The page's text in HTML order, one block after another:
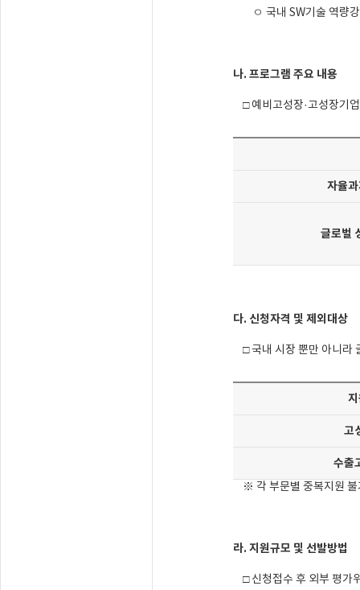
ㅇ 국내 SW기술 역량강
나. 프로그램 주요 내용
□ 예비고성장·고성장기
자율
글로벌
다. 신청자격 및 제외대상
□ 국내 시장 뿐만 아니라
고
수출
※ 각 부문별 중복지원 불
라. 지원규모 및 선발방법
□ 신청접수 후 외부 평가